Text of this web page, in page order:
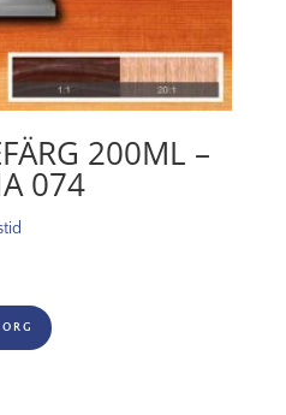
200ML –
074